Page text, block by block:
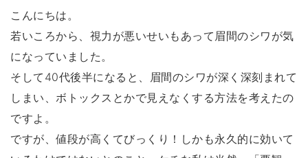
こんにちは。
若いころから、視力が悪いせいもあって眉間のシワが気
になっていました。
そして40代後半になると、眉間のシワが深く深刻まれて
しまい、ボトックスとかで見えなくする方法を考えたの
ですよ。
ですが、値段が高くてびっくり！しかも永久的に効いて